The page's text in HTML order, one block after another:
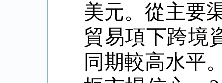
美元。從主要
貿易項下跨境
同期較高水平